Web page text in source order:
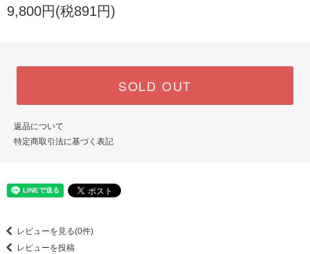
9,800円(税891円)
SOLD OUT
返品について
特定商取引法に基づく表記
レビューを見る(0件)
レビューを投稿